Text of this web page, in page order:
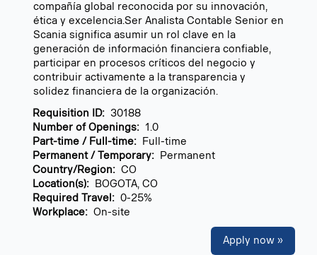
compañía global reconocida por su innovación,
ética y excelencia.Ser Analista Contable Senior en
Scania significa asumir un rol clave en la
generación de información financiera confiable,
participar en procesos críticos del negocio y
contribuir activamente a la transparencia y
solidez financiera de la organización.
Requisition ID: 30188
Number of Openings: 1.0
Part-time / Full-time: Full-time
Permanent / Temporary: Permanent
Country/Region: CO
Location(s): BOGOTA, CO
Required Travel: 0-25%
Workplace: On-site
Apply now »